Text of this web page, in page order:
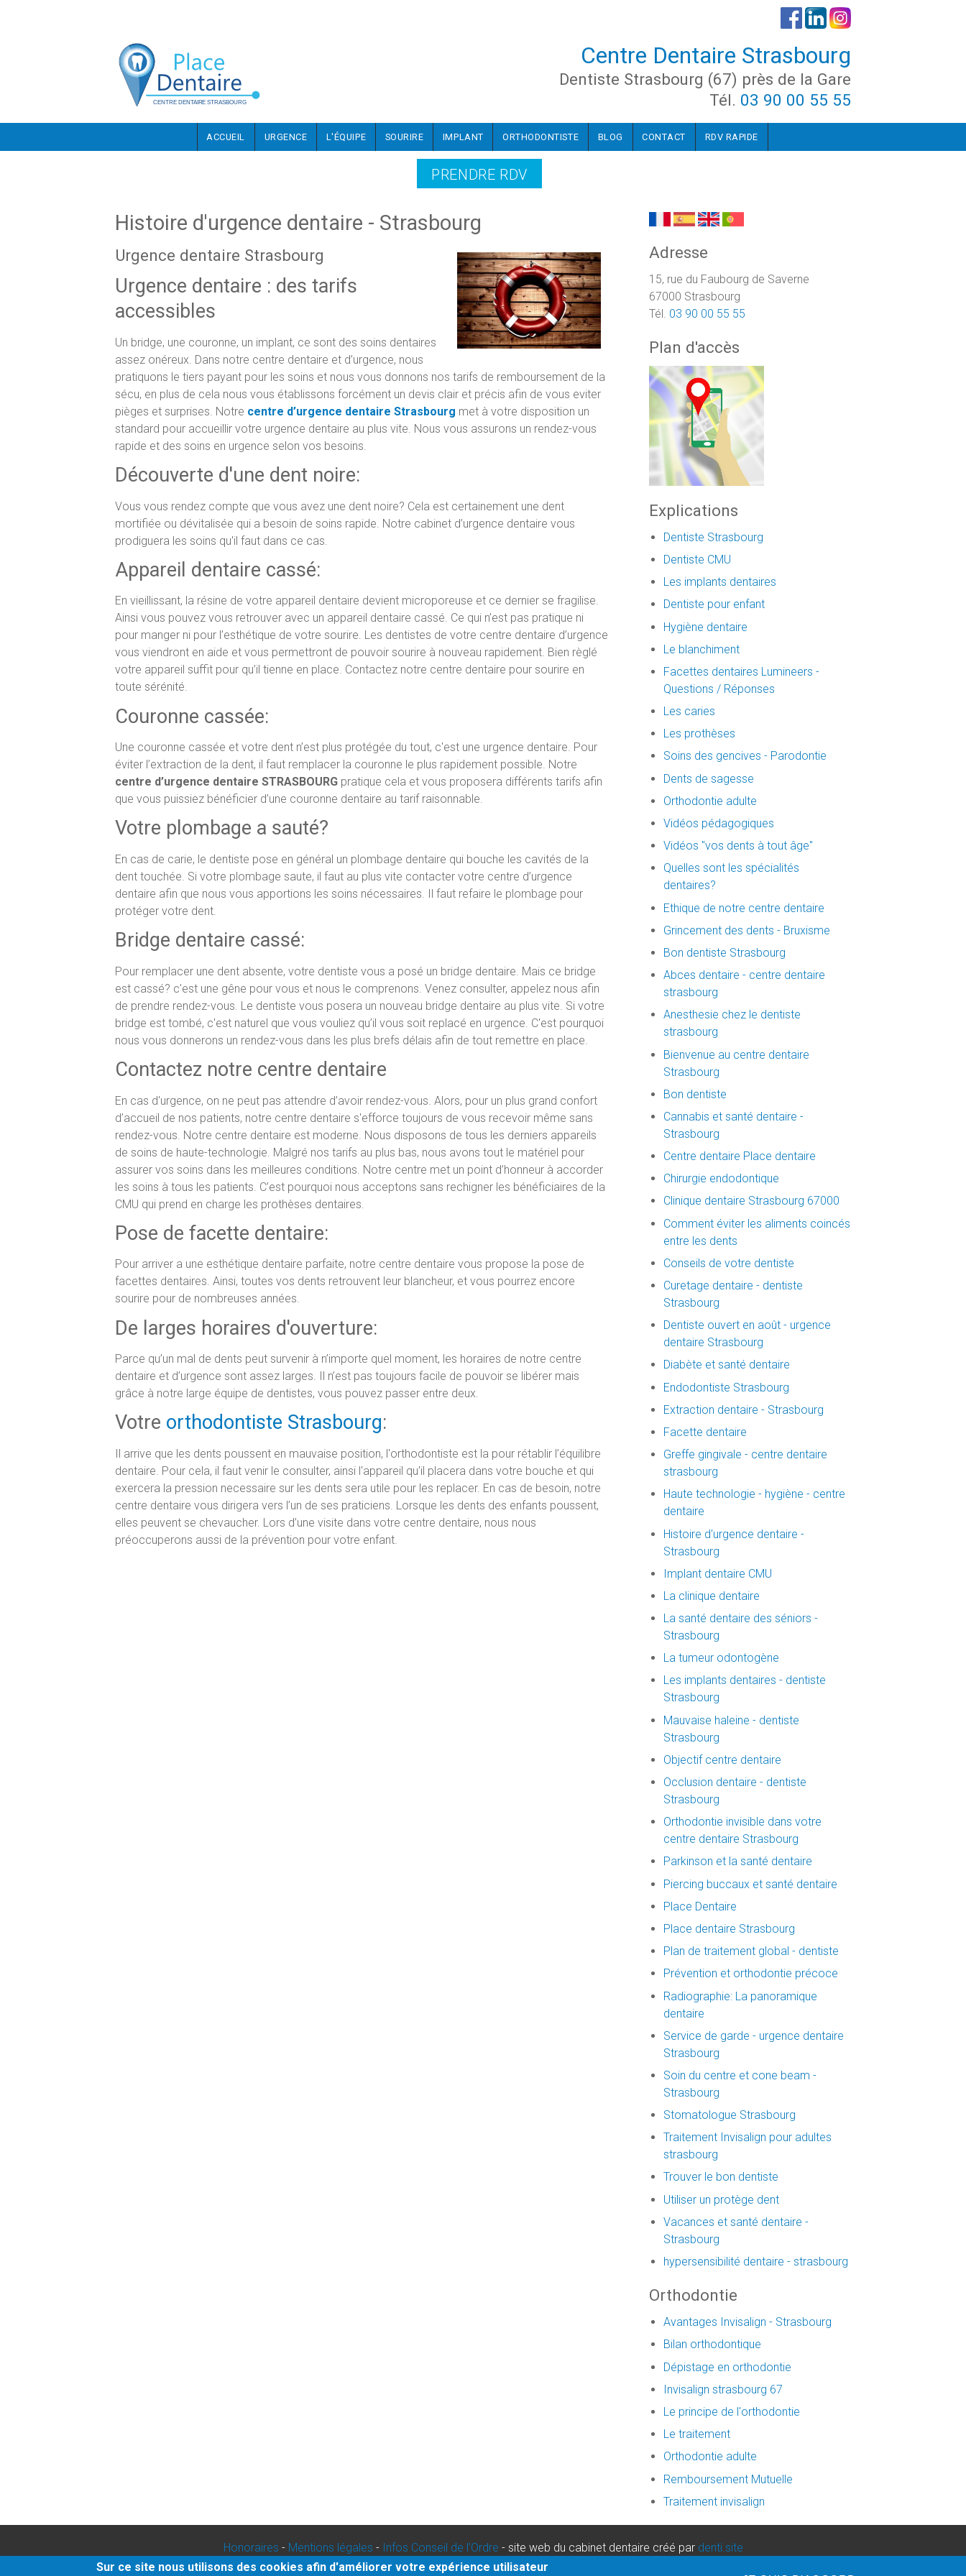
Centre Dentaire Strasbourg
Dentiste Strasbourg (67) près de la Gare
Tél. 03 90 00 55 55
ACCUEIL URGENCE L'ÉQUIPE SOURIRE IMPLANT ORTHODONTISTE BLOG CONTACT RDV RAPIDE
PRENDRE RDV
Histoire d'urgence dentaire - Strasbourg
Urgence dentaire Strasbourg
Urgence dentaire : des tarifs
accessibles
Un bridge, une couronne, un implant, ce sont des soins dentaires
assez onéreux. Dans notre centre dentaire et d’urgence, nous
pratiquons le tiers payant pour les soins et nous vous donnons nos tarifs de remboursement de la
sécu, en plus de cela nous vous établissons forcément un devis clair et précis afin de vous eviter
pièges et surprises. Notre centre d’urgence dentaire Strasbourg met à votre disposition un
standard pour accueillir votre urgence dentaire au plus vite. Nous vous assurons un rendez-vous
rapide et des soins en urgence selon vos besoins.
Découverte d'une dent noire:
Vous vous rendez compte que vous avez une dent noire? Cela est certainement une dent
mortifiée ou dévitalisée qui a besoin de soins rapide. Notre cabinet d’urgence dentaire vous
prodiguera les soins qu'il faut dans ce cas.
Appareil dentaire cassé:
En vieillissant, la résine de votre appareil dentaire devient microporeuse et ce dernier se fragilise.
Ainsi vous pouvez vous retrouver avec un appareil dentaire cassé. Ce qui n’est pas pratique ni
pour manger ni pour l’esthétique de votre sourire. Les dentistes de votre centre dentaire d’urgence
vous viendront en aide et vous permettront de pouvoir sourire à nouveau rapidement. Bien règlé
votre appareil suffit pour qu’il tienne en place. Contactez notre centre dentaire pour sourire en
toute sérénité.
Couronne cassée:
Une couronne cassée et votre dent n’est plus protégée du tout, c'est une urgence dentaire. Pour
éviter l’extraction de la dent, il faut remplacer la couronne le plus rapidement possible. Notre
centre d’urgence dentaire STRASBOURG pratique cela et vous proposera différents tarifs afin
que vous puissiez bénéficier d’une couronne dentaire au tarif raisonnable.
Votre plombage a sauté?
En cas de carie, le dentiste pose en général un plombage dentaire qui bouche les cavités de la
dent touchée. Si votre plombage saute, il faut au plus vite contacter votre centre d’urgence
dentaire afin que nous vous apportions les soins nécessaires. Il faut refaire le plombage pour
protéger votre dent.
Bridge dentaire cassé:
Pour remplacer une dent absente, votre dentiste vous a posé un bridge dentaire. Mais ce bridge
est cassé? c'est une gêne pour vous et nous le comprenons. Venez consulter, appelez nous afin
de prendre rendez-vous. Le dentiste vous posera un nouveau bridge dentaire au plus vite. Si votre
bridge est tombé, c'est naturel que vous vouliez qu’il vous soit replacé en urgence. C'est pourquoi
nous vous donnerons un rendez-vous dans les plus brefs délais afin de tout remettre en place.
Contactez notre centre dentaire
En cas d'urgence, on ne peut pas attendre d’avoir rendez-vous. Alors, pour un plus grand confort
d’accueil de nos patients, notre centre dentaire s'efforce toujours de vous recevoir même sans
rendez-vous. Notre centre dentaire est moderne. Nous disposons de tous les derniers appareils
de soins de haute-technologie. Malgré nos tarifs au plus bas, nous avons tout le matériel pour
assurer vos soins dans les meilleures conditions. Notre centre met un point d’honneur à accorder
les soins à tous les patients. C’est pourquoi nous acceptons sans rechigner les bénéficiaires de la
CMU qui prend en charge les prothèses dentaires.
Pose de facette dentaire:
Pour arriver a une esthétique dentaire parfaite, notre centre dentaire vous propose la pose de
facettes dentaires. Ainsi, toutes vos dents retrouvent leur blancheur, et vous pourrez encore
sourire pour de nombreuses années.
De larges horaires d'ouverture:
Parce qu’un mal de dents peut survenir à n’importe quel moment, les horaires de notre centre
dentaire et d’urgence sont assez larges. Il n’est pas toujours facile de pouvoir se libérer mais
grâce à notre large équipe de dentistes, vous pouvez passer entre deux.
Votre orthodontiste Strasbourg:
Il arrive que les dents poussent en mauvaise position, l'orthodontiste est la pour rétablir l’équilibre
dentaire. Pour cela, il faut venir le consulter, ainsi l'appareil qu'il placera dans votre bouche et qui
exercera la pression necessaire sur les dents sera utile pour les replacer. En cas de besoin, notre
centre dentaire vous dirigera vers l’un de ses praticiens. Lorsque les dents des enfants poussent,
elles peuvent se chevaucher. Lors d’une visite dans votre centre dentaire, nous nous
préoccuperons aussi de la prévention pour votre enfant.
Adresse
15, rue du Faubourg de Saverne
67000 Strasbourg
Tél. 03 90 00 55 55
Plan d'accès
Explications
Dentiste Strasbourg
Dentiste CMU
Les implants dentaires
Dentiste pour enfant
Hygiène dentaire
Le blanchiment
Facettes dentaires Lumineers -
Questions / Réponses
Les caries
Les prothèses
Soins des gencives - Parodontie
Dents de sagesse
Orthodontie adulte
Vidéos pédagogiques
Vidéos "vos dents à tout âge"
Quelles sont les spécialités
dentaires?
Ethique de notre centre dentaire
Grincement des dents - Bruxisme
Bon dentiste Strasbourg
Abces dentaire - centre dentaire
strasbourg
Anesthesie chez le dentiste
strasbourg
Bienvenue au centre dentaire
Strasbourg
Bon dentiste
Cannabis et santé dentaire -
Strasbourg
Centre dentaire Place dentaire
Chirurgie endodontique
Clinique dentaire Strasbourg 67000
Comment éviter les aliments coincés
entre les dents
Conseils de votre dentiste
Curetage dentaire - dentiste
Strasbourg
Dentiste ouvert en août - urgence
dentaire Strasbourg
Diabète et santé dentaire
Endodontiste Strasbourg
Extraction dentaire - Strasbourg
Facette dentaire
Greffe gingivale - centre dentaire
strasbourg
Haute technologie - hygiène - centre
dentaire
Histoire d'urgence dentaire -
Strasbourg
Implant dentaire CMU
La clinique dentaire
La santé dentaire des séniors -
Strasbourg
La tumeur odontogène
Les implants dentaires - dentiste
Strasbourg
Mauvaise haleine - dentiste
Strasbourg
Objectif centre dentaire
Occlusion dentaire - dentiste
Strasbourg
Orthodontie invisible dans votre
centre dentaire Strasbourg
Parkinson et la santé dentaire
Piercing buccaux et santé dentaire
Place Dentaire
Place dentaire Strasbourg
Plan de traitement global - dentiste
Prévention et orthodontie précoce
Radiographie: La panoramique
dentaire
Service de garde - urgence dentaire
Strasbourg
Soin du centre et cone beam -
Strasbourg
Stomatologue Strasbourg
Traitement Invisalign pour adultes
strasbourg
Trouver le bon dentiste
Utiliser un protège dent
Vacances et santé dentaire -
Strasbourg
hypersensibilité dentaire - strasbourg
Orthodontie
Avantages Invisalign - Strasbourg
Bilan orthodontique
Dépistage en orthodontie
Invisalign strasbourg 67
Le principe de l'orthodontie
Le traitement
Orthodontie adulte
Remboursement Mutuelle
Traitement invisalign
Honoraires - Mentions légales - Infos Conseil de l'Ordre - site web du cabinet dentaire créé par denti.site
urgence dentaire Strasbourg-dentiste paris
Sur ce site nous utilisons des cookies afin d'améliorer votre expérience utilisateur